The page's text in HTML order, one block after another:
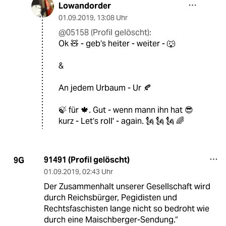
Lowandorder
01.09.2019, 13:08 Uhr
@05158 (Profil gelöscht):
Ok 🧸 - geb‘s heiter - weiter - 🐺
&
An jedem Urbaum - Ur 🍂
🍃 für 🍁. Gut - wenn mann ihn hat 😎
kurz - Let‘s roll' - again. 🗽 🗽 🗽 🌈
9G 91491 (Profil gelöscht)
01.09.2019, 02:43 Uhr
Der Zusammenhalt unserer Gesellschaft wird
durch Reichsbürger, Pegidisten und
Rechtsfaschisten lange nicht so bedroht wie
durch eine Maischberger-Sendung.“